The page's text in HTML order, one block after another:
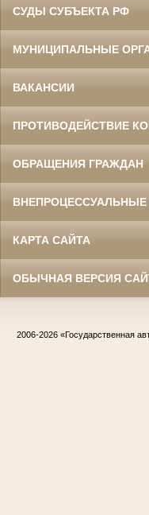
СУДЫ СУБЪЕКТА РФ
МУНИЦИПАЛЬНЫЕ
ВАКАНСИИ
ПРОТИВОДЕЙСТВИЕ
ОБРАЩЕНИЯ ГРАЖДАН
КАРТА САЙТА
ОБЫЧНАЯ ВЕРСИЯ
2006-2026 «Государственная